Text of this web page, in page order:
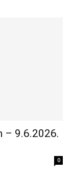
– 9.6.2026.
0